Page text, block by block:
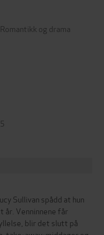
Romantikk og drama
Sullivan spådd at hun
år. Venninnene får
blir det slutt på